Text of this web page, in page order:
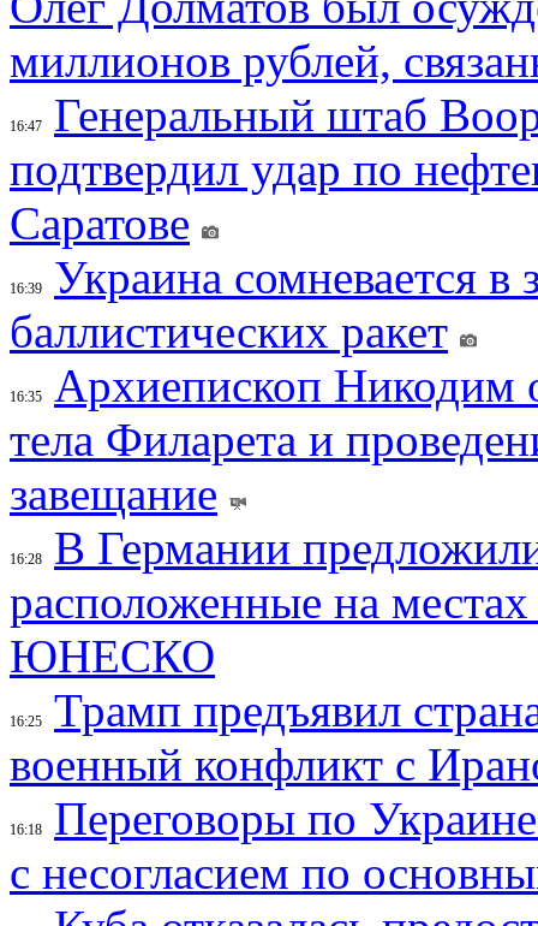
миллионов рублей,
16:47
Генеральный штаб
подтвердил удар по
Саратове
16:39
Украина сомневается в
баллистических ракет
16:35
Архиепископ
тела Филарета и
завещание
16:28
В Германии
расположенные на
ЮНЕСКО
16:25
Трамп предъявил
военный конфликт с
16:18
Переговоры по
с несогласием по